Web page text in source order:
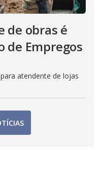
de obras é
de Empregos
atendente de lojas